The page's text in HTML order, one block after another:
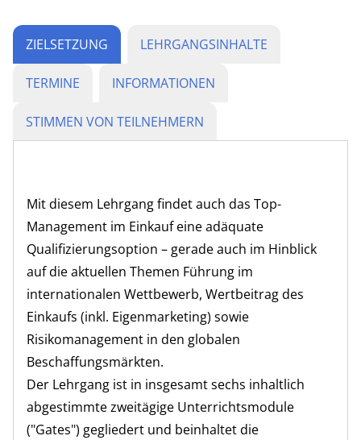
ZIELSETZUNG LEHRGANGSINHALTE
TERMINE INFORMATIONEN
STIMMEN VON TEILNEHMERN
Mit diesem Lehrgang findet auch das Top-
Management im Einkauf eine adäquate
Qualifizierungsoption – gerade auch im Hinblick
auf die aktuellen Themen Führung im
internationalen Wettbewerb, Wertbeitrag des
Einkaufs (inkl. Eigenmarketing) sowie
Risikomanagement in den globalen
Beschaffungsmärkten.
Der Lehrgang ist in insgesamt sechs inhaltlich
abgestimmte zweitägige Unterrichtsmodule
("Gates") gegliedert und beinhaltet die